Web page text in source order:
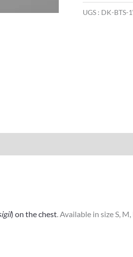
UGS : DK-BTS-
) on the chest. Available in size S,